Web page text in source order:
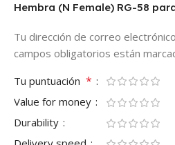
Hembra (N Female) RG-58
Tu dirección de correo
campos obligatorios están
Tu puntuación *
Value for money
Durability